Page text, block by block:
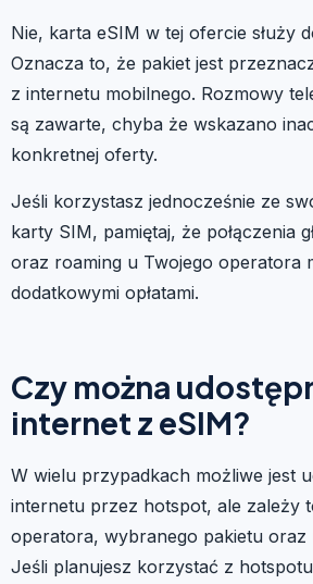
Nie, karta eSIM w tej ofercie służy
Oznacza to, że pakiet jest
z internetu mobilnego. Rozmowy
są zawarte, chyba że wskazano
konkretnej oferty.
Jeśli korzystasz jednocześnie ze
karty SIM, pamiętaj, że połączenia
oraz roaming u Twojego operatora
dodatkowymi opłatami.
Czy można
internet z eSIM?
W wielu przypadkach możliwe jest
internetu przez hotspot, ale zależy
operatora, wybranego pakietu oraz
Jeśli planujesz korzystać z